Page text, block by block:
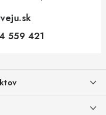
veju.sk
559 421